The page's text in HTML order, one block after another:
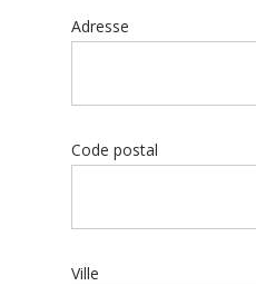
Adresse
Code postal
Ville